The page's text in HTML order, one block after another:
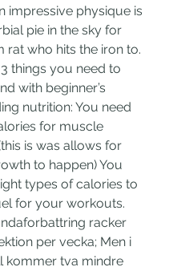
impressive physique is
pie in the sky for
rat who hits the iron to.
things you need to
with beginner’s
nutrition: You need
for muscle
is was allows for
to happen) You
types of calories to
for your workouts.
racker
per vecka; Men i
kommer tva mindre